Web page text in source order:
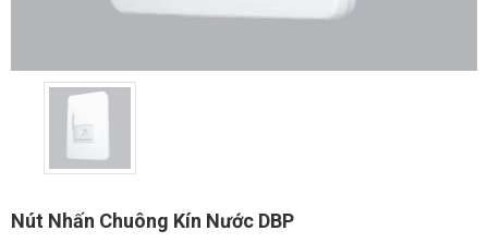
Nút Nhấn Chuông Kín Nước DBP